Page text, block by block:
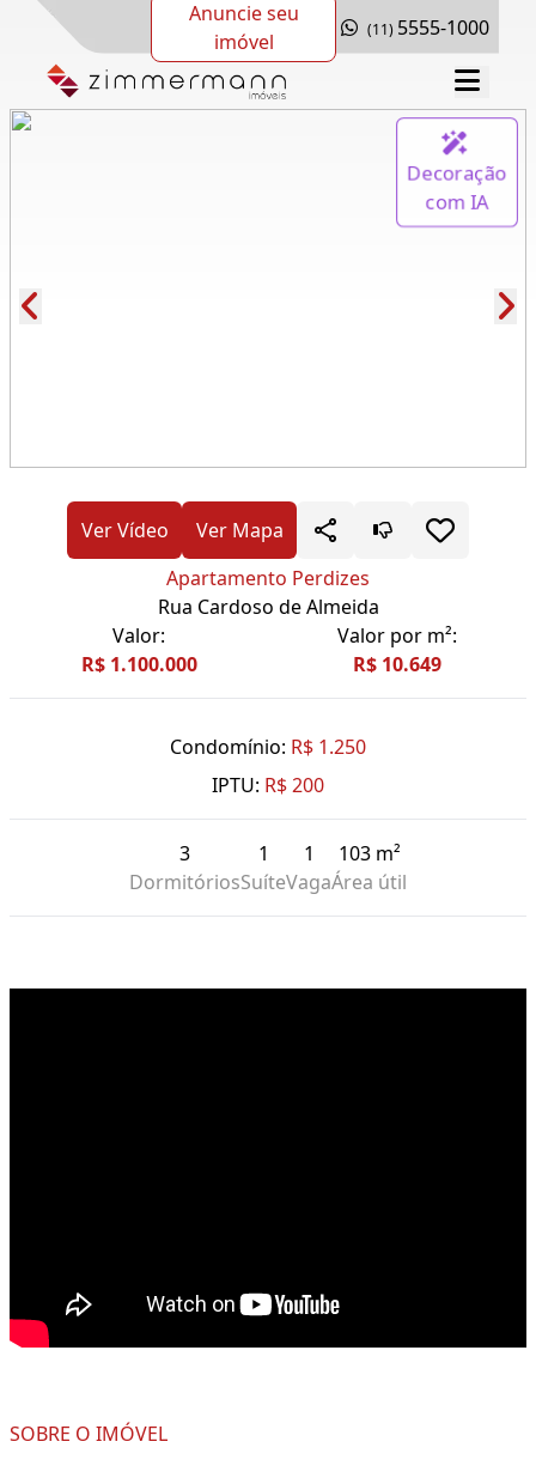
Anuncie seu
imóvel
(11) 5555-1000
Decoração
com IA
Ver Vídeo
Ver Mapa
Apartamento Perdizes
Rua Cardoso de Almeida
Valor:
R$ 1.100.000
Valor por m²:
R$ 10.649
Condomínio: R$ 1.250
IPTU: R$ 200
3
Dormitórios
1
Suíte
1
Vaga
103 m²
Área útil
SOBRE O IMÓVEL